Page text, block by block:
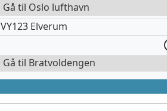
Gå til Oslo lufthavn
VY123 Elverum
Gå til Bratvoldengen